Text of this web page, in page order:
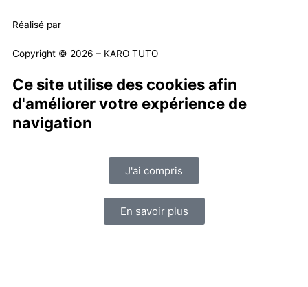
Réalisé par
Copyright © 2026 – KARO TUTO
Ce site utilise des cookies afin
d'améliorer votre expérience de
navigation
J'ai compris
En savoir plus